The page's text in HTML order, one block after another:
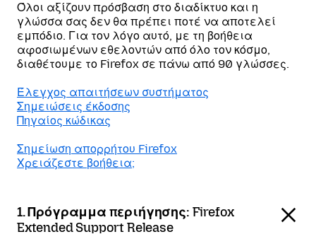
Όλοι αξίζουν πρόσβαση στο διαδίκτυο και η
γλώσσα σας δεν θα πρέπει ποτέ να αποτελεί
εμπόδιο. Για τον λόγο αυτό, με τη βοήθεια
αφοσιωμένων εθελοντών από όλο τον κόσμο,
διαθέτουμε το Firefox σε πάνω από 90 γλώσσες.
Έλεγχος απαιτήσεων συστήματος
Σημειώσεις έκδοσης
Πηγαίος κώδικας
Σημείωση απορρήτου Firefox
Χρειάζεστε βοήθεια;
1. Πρόγραμμα περιήγησης: Firefox
Extended Support Release